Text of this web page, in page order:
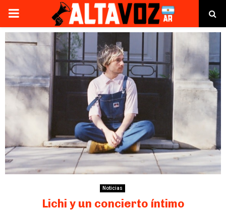
PRIMARY
MENU
Noticias
Lichi y un concierto íntimo